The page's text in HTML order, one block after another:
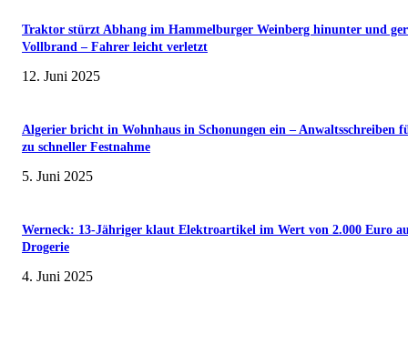
Traktor stürzt Abhang im Hammelburger Weinberg hinunter und
Vollbrand – Fahrer leicht verletzt
12. Juni 2025
Algerier bricht in Wohnhaus in Schonungen ein – Anwaltsschreiben
zu schneller Festnahme
5. Juni 2025
Werneck: 13-Jähriger klaut Elektroartikel im Wert von 2.000 Euro
Drogerie
4. Juni 2025